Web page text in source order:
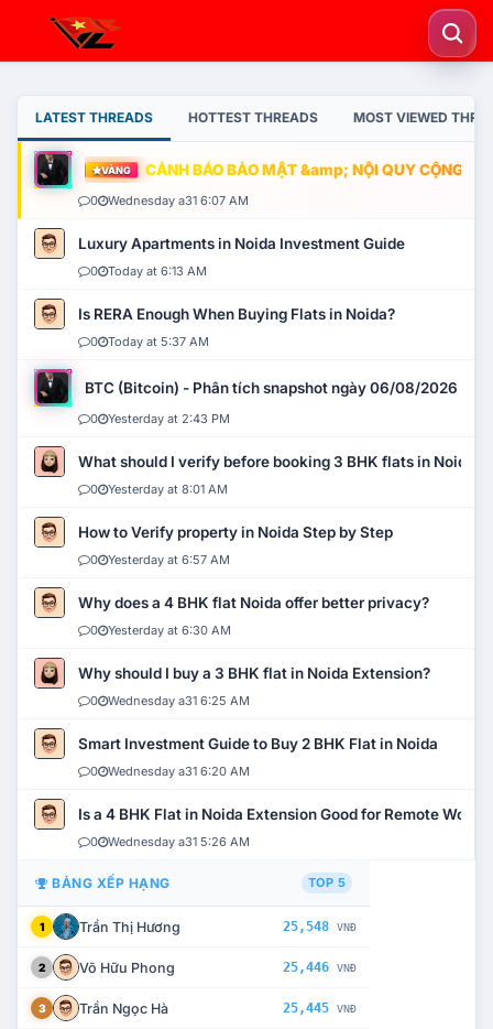
LATEST THREADS HOTTEST THREADS MOST VIEWED
VÀNG CẢNH BÁO BẢO MẬT &amp; NỘI QUY CỘNG
0 Wednesday a31 6:07 AM
Luxury Apartments in Noida Investment Guide
0 Today at 6:13 AM
Is RERA Enough When Buying Flats in Noida?
0 Today at 5:37 AM
BTC (Bitcoin) - Phân tích snapshot ngày 06/08/2026
0 Yesterday at 2:43 PM
What should I verify before booking 3 BHK flats in Noida?
0 Yesterday at 8:01 AM
How to Verify property in Noida Step by Step
0 Yesterday at 6:57 AM
Why does a 4 BHK flat Noida offer better privacy?
0 Yesterday at 6:30 AM
Why should I buy a 3 BHK flat in Noida Extension?
0 Wednesday a31 6:25 AM
Smart Investment Guide to Buy 2 BHK Flat in Noida
0 Wednesday a31 6:20 AM
Is a 4 BHK Flat in Noida Extension Good for Remote Work?
0 Wednesday a31 5:26 AM
BẢNG XẾP HẠNG TOP 5
1 Trần Thị Hương 25,548 VNĐ
2 Võ Hữu Phong 25,446 VNĐ
3 Trần Ngọc Hà 25,445 VNĐ